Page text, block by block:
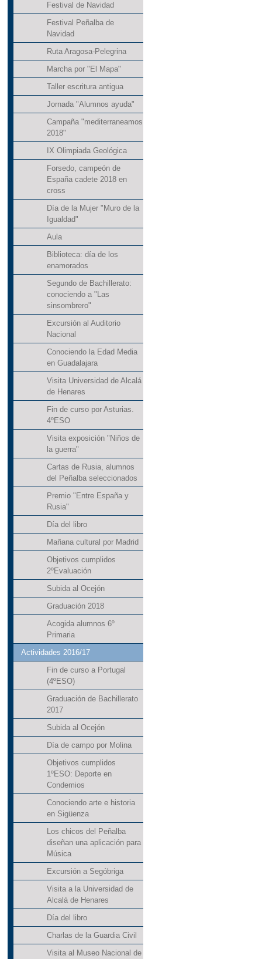
Festival de Navidad
Festival Peñalba de
Navidad
Ruta Aragosa-Pelegrina
Marcha por "El Mapa"
Taller escritura antigua
Jornada "Alumnos ayuda"
Campaña "mediterraneamos
2018"
IX Olimpiada Geológica
Forsedo, campeón de
España cadete 2018 en
cross
Día de la Mujer "Muro de la
Igualdad"
Aula
Biblioteca: día de los
enamorados
Segundo de Bachillerato:
conociendo a "Las
sinsombrero"
Excursión al Auditorio
Nacional
Conociendo la Edad Media
en Guadalajara
Visita Universidad de Alcalá
de Henares
Fin de curso por Asturias.
4ºESO
Visita exposición "Niños de
la guerra"
Cartas de Rusia, alumnos
del Peñalba seleccionados
Premio "Entre España y
Rusia"
Día del libro
Mañana cultural por Madrid
Objetivos cumplidos
2ºEvaluación
Subida al Ocejón
Graduación 2018
Acogida alumnos 6º
Primaria
Actividades 2016/17
Fin de curso a Portugal
(4ºESO)
Graduación de Bachillerato
2017
Subida al Ocejón
Día de campo por Molina
Objetivos cumplidos
1ºESO: Deporte en
Condemios
Conociendo arte e historia
en Sigüenza
Los chicos del Peñalba
diseñan una aplicación para
Música
Excursión a Segóbriga
Visita a la Universidad de
Alcalá de Henares
Día del libro
Charlas de la Guardia Civil
Visita al Museo Nacional de